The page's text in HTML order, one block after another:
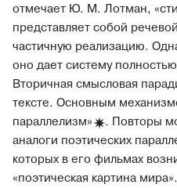
отмечает Ю. М. Лотман,
представляет собой
частичную реализацию.
оно дает систему
Вторичная смысловая
тексте. Основным
параллелизм»
. Повторы
аналоги поэтических
которых в его фильмах
«поэтическая картина